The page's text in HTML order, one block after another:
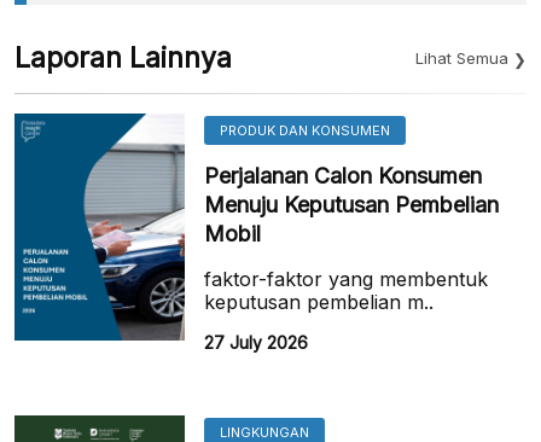
Laporan Lainnya Lihat Semua
PRODUK DAN KONSUMEN
Perjalanan Calon Konsumen
Menuju Keputusan Pembelian
Mobil
faktor-faktor yang membentuk
keputusan pembelian m..
27 July 2026
LINGKUNGAN